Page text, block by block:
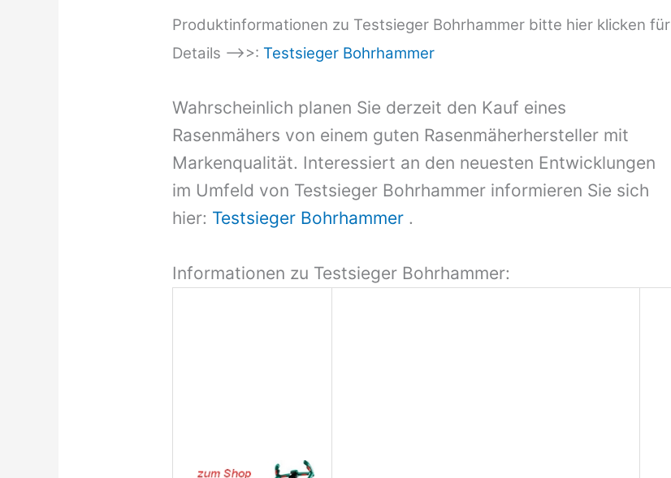
Produktinformationen zu Testsieger Bohrhammer bitte hier klicken für
Details –>>:Testsieger Bohrhammer
Wahrscheinlich planen Sie derzeit den Kauf eines
Rasenmähers von einem guten Rasenmäherhersteller mit
Markenqualität. Interessiert an den neuesten Entwicklungen
im Umfeld von Testsieger Bohrhammer informieren Sie sich
hier: Testsieger Bohrhammer .
Informationen zu Testsieger Bohrhammer: